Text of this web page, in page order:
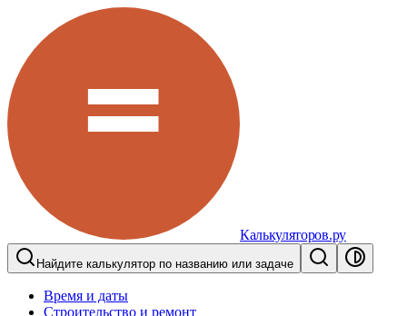
Калькуляторов.ру
Найдите калькулятор по названию или задаче
Время и даты
Строительство и ремонт